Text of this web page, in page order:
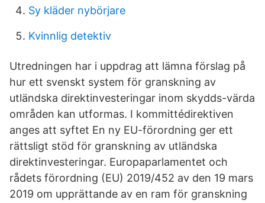
Sy kläder nybörjare
Kvinnlig detektiv
Utredningen har i uppdrag att lämna förslag på
hur ett svenskt system för granskning av
utländska direktinvesteringar inom skydds-värda
områden kan utformas. I kommittédirektiven
anges att syftet En ny EU-förordning ger ett
rättsligt stöd för granskning av utländska
direktinvesteringar. Europaparlamentet och
rådets förordning (EU) 2019/452 av den 19 mars
2019 om upprättande av en ram för granskning